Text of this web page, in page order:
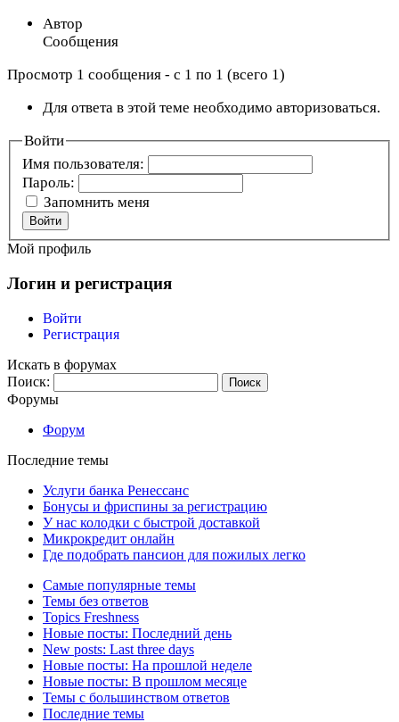
Автор
Сообщения
Просмотр 1 сообщения - с 1 по 1 (всего 1)
Для ответа в этой теме необходимо авторизоваться.
Войти
Имя пользователя:
Пароль:
Запомнить меня
Войти
Мой профиль
Логин и регистрация
Войти
Регистрация
Искать в форумах
Поиск:
Форумы
Форум
Последние темы
Услуги банка Ренессанс
Бонусы и фриспины за регистрацию
У нас колодки с быстрой доставкой
Микрокредит онлайн
Где подобрать пансион для пожилых легко
Самые популярные темы
Темы без ответов
Topics Freshness
Новые посты: Последний день
New posts: Last three days
Новые посты: На прошлой неделе
Новые посты: В прошлом месяце
Темы с большинством ответов
Последние темы